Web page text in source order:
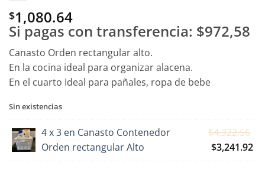
$1,080.64
Si pagas con transferencia: $972,58
Canasto Orden rectangular alto.
En la cocina ideal para organizar alacena.
En el cuarto Ideal para pañales, ropa de bebe
Sin existencias
4 x 3 en Canasto Contenedor
Orden rectangular Alto
$4,322.56
$3,241.92El